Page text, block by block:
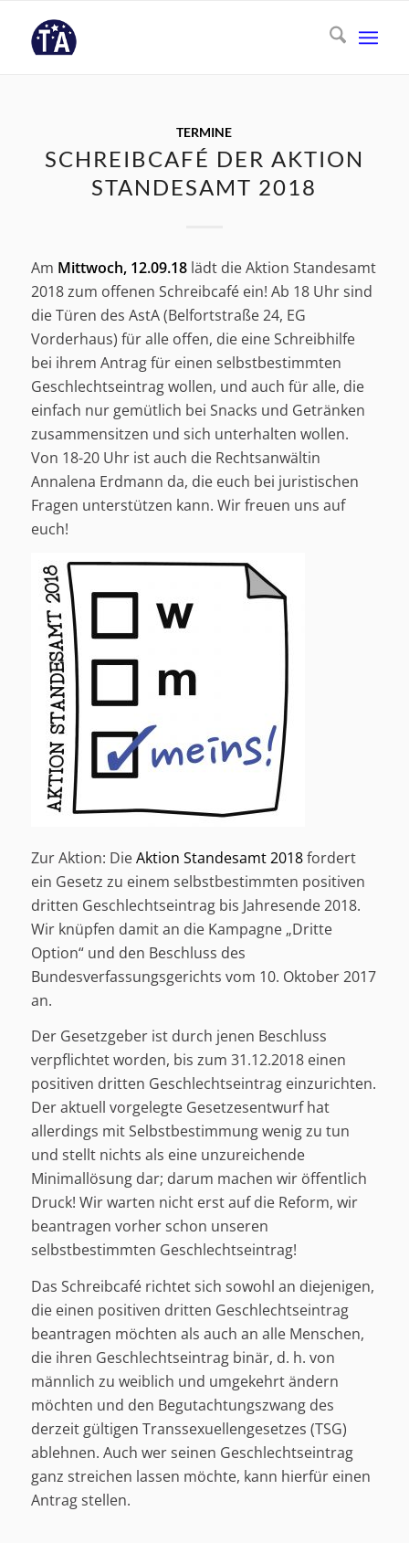
TERMINE
SCHREIBCAFÉ DER AKTION
STANDESAMT 2018
Am Mittwoch, 12.09.18lädt die Aktion Standesamt
2018 zum offenen Schreibcafé ein! Ab 18 Uhr sind
die Türen des AstA (Belfortstraße 24, EG
Vorderhaus) für alle offen, die eine Schreibhilfe
bei ihrem Antrag für einen selbstbestimmten
Geschlechtseintrag wollen, und auch für alle, die
einfach nur gemütlich bei Snacks und Getränken
zusammensitzen und sich unterhalten wollen.
Von 18-20 Uhr ist auch die Rechtsanwältin
Annalena Erdmann da, die euch bei juristischen
Fragen unterstützen kann. Wir freuen uns auf
euch!
Zur Aktion: DieAktion Standesamt 2018fordert
ein Gesetz zu einem selbstbestimmten positiven
dritten Geschlechtseintrag bis Jahresende 2018.
Wir knüpfen damit an die Kampagne „Dritte
Option“ und den Beschluss des
Bundesverfassungsgerichts vom 10. Oktober 2017
an.
Der Gesetzgeber ist durch jenen Beschluss
verpflichtet worden, bis zum 31.12.2018 einen
positiven dritten Geschlechtseintrag einzurichten.
Der aktuell vorgelegte Gesetzesentwurf hat
allerdings mit Selbstbestimmung wenig zu tun
und stellt nichts als eine unzureichende
Minimallösung dar; darum machen wir öffentlich
Druck! Wir warten nicht erst auf die Reform, wir
beantragen vorher schon unseren
selbstbestimmten Geschlechtseintrag!
Das Schreibcafé richtet sich sowohl an diejenigen,
die einen positiven dritten Geschlechtseintrag
beantragen möchten als auch an alle Menschen,
die ihren Geschlechtseintrag binär, d. h. von
männlich zu weiblich und umgekehrt ändern
möchten und den Begutachtungszwang des
derzeit gültigen Transsexuellengesetzes (TSG)
ablehnen. Auch wer seinen Geschlechtseintrag
ganz streichen lassen möchte, kann hierfür einen
Antrag stellen.